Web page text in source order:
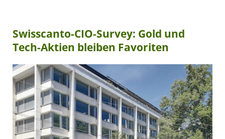
Swisscanto-CIO-Survey: Gold und
Tech-Aktien bleiben Favoriten